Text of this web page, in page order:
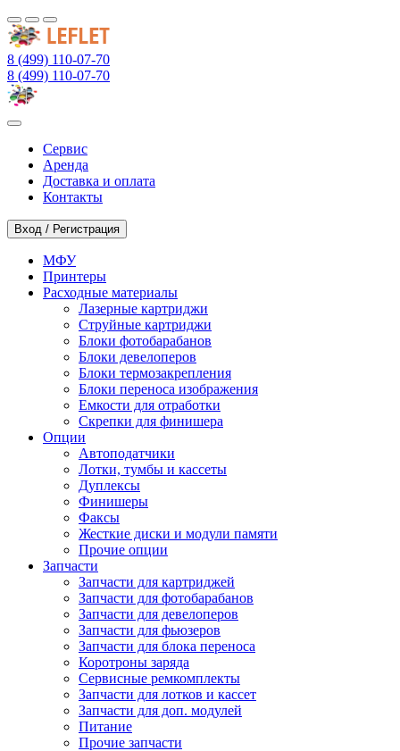
8 (499) 110-07-70
8 (499) 110-07-70
Сервис
Аренда
Доставка и оплата
Контакты
Вход / Регистрация
МФУ
Принтеры
Расходные материалы
Лазерные картриджи
Струйные картриджи
Блоки фотобарабанов
Блоки девелоперов
Блоки термозакрепления
Блоки переноса изображения
Емкости для отработки
Скрепки для финишера
Опции
Автоподатчики
Лотки, тумбы и кассеты
Дуплексы
Финишеры
Факсы
Жесткие диски и модули памяти
Прочие опции
Запчасти
Запчасти для картриджей
Запчасти для фотобарабанов
Запчасти для девелоперов
Запчасти для фьюзеров
Запчасти для блока переноса
Коротроны заряда
Сервисные ремкомплекты
Запчасти для лотков и кассет
Запчасти для доп. модулей
Питание
Прочие запчасти